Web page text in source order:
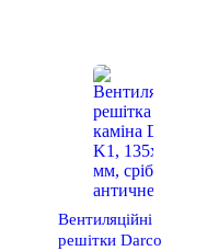
Вентиляційні
решітки Darco